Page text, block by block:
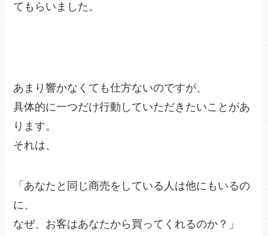
てもらいました。
あまり響かなくても仕方ないのですが、
具体的に一つだけ行動していただきたいことがあ
ります。
それは、
「あなたと同じ商売をしている人は他にもいるの
に、
なぜ、お客はあなたから買ってくれるのか？」